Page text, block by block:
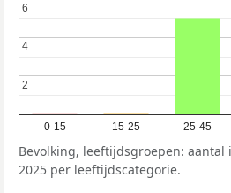
0-15 15-25 25-45
2
2
4
4
6
6
Bevolking, leeftijdsgroepen: aantal
2025 per leeftijdscategorie.